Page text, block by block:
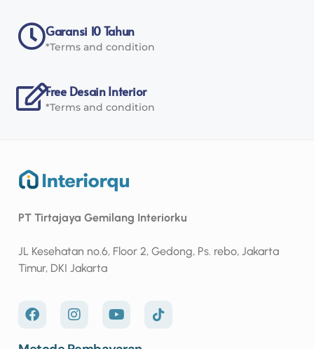
Garansi 10 Tahun
*Terms and condition
Free Desain Interior
*Terms and condition
PT Tirtajaya Gemilang Interiorku
JL Kesehatan no.6, Floor 2, Gedong, Ps. rebo, Jakarta
Timur, DKI Jakarta